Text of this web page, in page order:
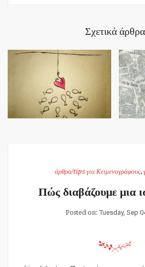
Σχετικά άρθρα
άρθρα/tips για Κειμενογράφους,
Πώς διαβάζουμε μια
Posted on: Tuesday, Sep